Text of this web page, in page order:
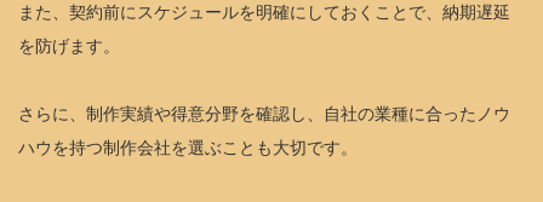
また、契約前にスケジュールを明確にしておくことで、納期遅延
を防げます。
さらに、制作実績や得意分野を確認し、自社の業種に合ったノウ
ハウを持つ制作会社を選ぶことも大切です。